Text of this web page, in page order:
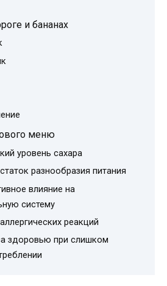
и бананах
меню
уровень сахара
разнообразия питания
влияние на
систему
реакций
здоровью при слишком